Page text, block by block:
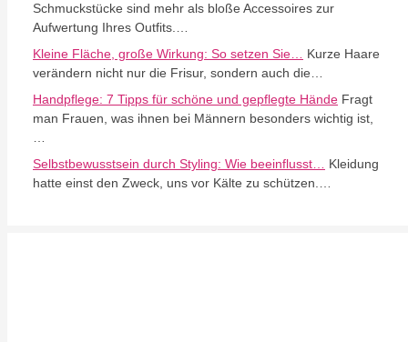
Schmuckstücke sind mehr als bloße Accessoires zur
Aufwertung Ihres Outfits.…
Kleine Fläche, große Wirkung: So setzen Sie…
Kurze Haare
verändern nicht nur die Frisur, sondern auch die…
Handpflege: 7 Tipps für schöne und gepflegte Hände Fragt
man Frauen, was ihnen bei Männern besonders wichtig ist,
Selbstbewusstsein durch Styling: Wie beeinflusst…
Kleidung
hatte einst den Zweck, uns vor Kälte zu schützen.…